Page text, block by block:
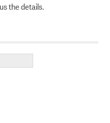
the details.